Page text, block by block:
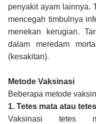
penyakit ayam lainnya.
mencegah timbulnya
menekan kerugian.
dalam meredam
(kesakitan).
Metode Vaksinasi
Beberapa metode
1. Tetes mata atau
Vaksinasi tetes